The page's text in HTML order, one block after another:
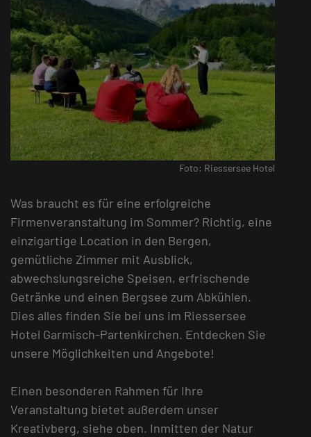
Foto: Riessersee Hotel
Was braucht es für eine erfolgreiche
Firmenveranstaltung im Sommer? Richtig, eine
einzigartige Location in den Bergen,
gemütliche Zimmer mit Ausblick,
abwechslungsreiche Speisen, erfrischende
Getränke und einen Bergsee zum Abkühlen.
Dies alles finden Sie bei uns im Riessersee
Hotel Garmisch-Partenkirchen. Entdecken Sie
unsere Möglichkeiten und Angebote!
Einen besonderen Rahmen für Ihre
Veranstaltung bietet außerdem unser
Kreativberg, siehe oben. Inmitten der Natur